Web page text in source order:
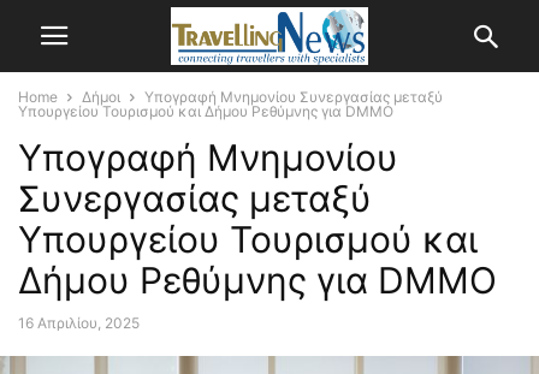
Home Δήμοι
Υπογραφή Μνημονίου Συνεργασίας μεταξύ
Υπουργείου Τουρισμού και Δήμου Ρεθύμνης για DMMO
Υπογραφή Μνημονίου
Συνεργασίας μεταξύ
Υπουργείου Τουρισμού και
Δήμου Ρεθύμνης για DMMO
16 Απριλίου, 2025